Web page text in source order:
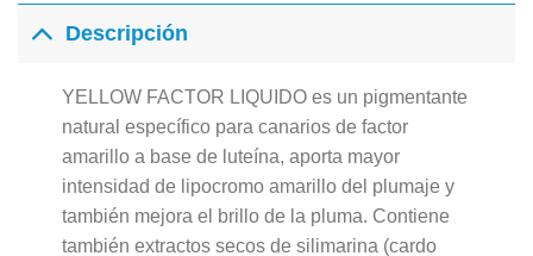
Descripción
YELLOW FACTOR LIQUIDO es un pigmentante
natural específico para canarios de factor
amarillo a base de luteína, aporta mayor
intensidad de lipocromo amarillo del plumaje y
también mejora el brillo de la pluma. Contiene
también extractos secos de silimarina (cardo